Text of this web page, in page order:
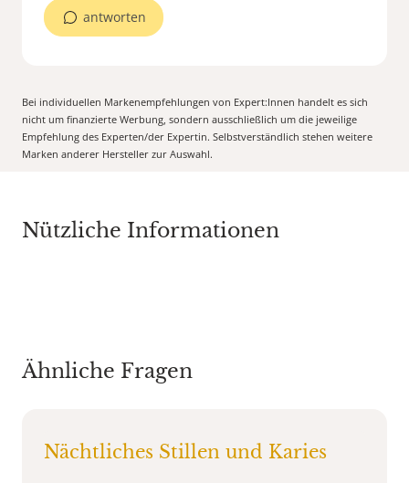
antworten
Bei individuellen Markenempfehlungen von Expert:Innen handelt es sich
nicht um finanzierte Werbung, sondern ausschließlich um die jeweilige
Empfehlung des Experten/der Expertin. Selbstverständlich stehen weitere
Marken anderer Hersteller zur Auswahl.
Nützliche Informationen
Ähnliche Fragen
Nächtliches Stillen und Karies